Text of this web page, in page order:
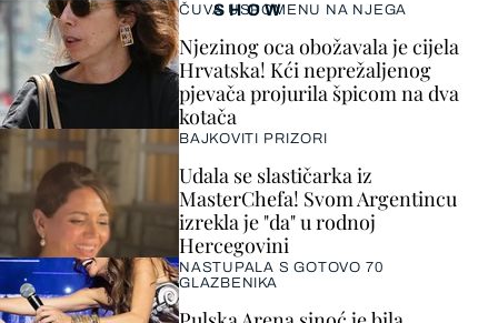
SHOW
ČUVA USPOMENU NA NJEGA
Njezinog oca obožavala je cijela
Hrvatska! Kći neprežaljenog
pjevača projurila špicom na dva
kotača
BAJKOVITI PRIZORI
Udala se slastičarka iz
MasterChefa! Svom Argentincu
izrekla je "da" u rodnoj
Hercegovini
NASTUPALA S GOTOVO 70
GLAZBENIKA